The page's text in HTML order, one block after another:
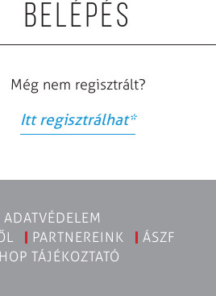
Belépés
Még nem regisztrált?
Itt regisztrálhat*
ADATVÉDELEM
PARTNEREINK
ÁSZF
TÁJÉKOZTATÓ